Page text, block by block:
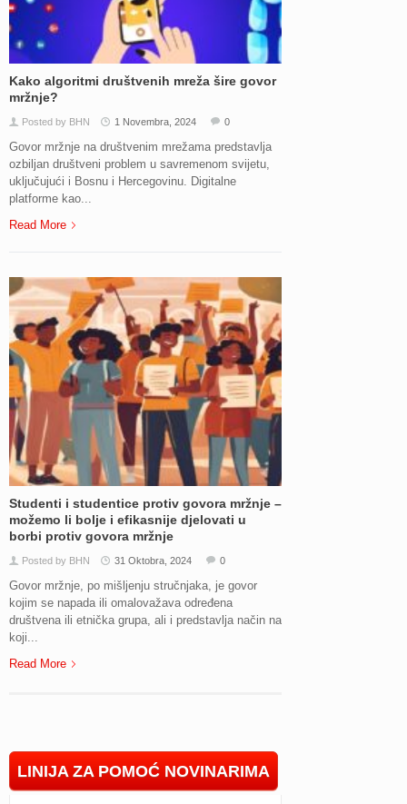
Kako algoritmi društvenih mreža šire govor
mržnje?
Posted by BHN 1 Novembra, 2024 0
Govor mržnje na društvenim mrežama predstavlja
ozbiljan društveni problem u savremenom svijetu,
uključujući i Bosnu i Hercegovinu. Digitalne
platforme kao...
Read More
Studenti i studentice protiv govora mržnje –
možemo li bolje i efikasnije djelovati u
borbi protiv govora mržnje
Posted by BHN 31 Oktobra, 2024 0
Govor mržnje, po mišljenju stručnjaka, je govor
kojim se napada ili omalovažava određena
društvena ili etnička grupa, ali i predstavlja način na
koji...
Read More
LINIJA ZA POMOĆ NOVINARIMA